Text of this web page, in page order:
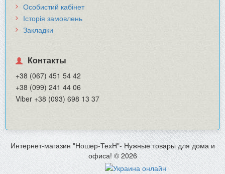
Особистий кабінет
Історія замовлень
Закладки
Контакты
+38 (067) 451 54 42
+38 (099) 241 44 06
Viber +38 (093) 698 13 37
Интернет-магазин "Ношер-ТехН"- Нужные товары для дома и
офиса! © 2026